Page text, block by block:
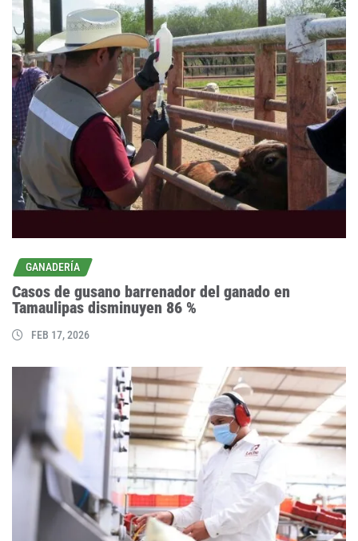
GANADERÍA
Casos de gusano barrenador del ganado en
Tamaulipas disminuyen 86 %
FEB 17, 2026